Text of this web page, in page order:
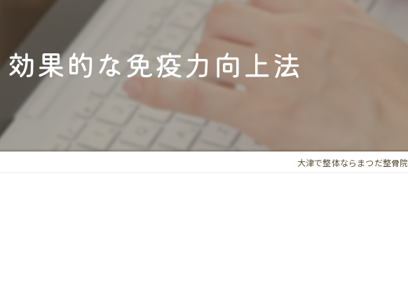
冷え
ホルモンバランス
アレルギー
効果的な免疫力向上法
大津で整体ならまつだ整骨院